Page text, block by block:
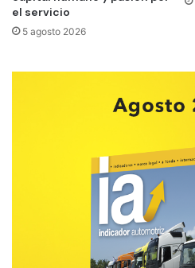
el servicio
5 agosto 2026